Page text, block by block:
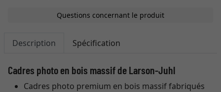
Questions concernant le produit
Description Spécification
Cadres photo en bois massif de Larson-Juhl
Cadres photo premium en bois massif fabriqués